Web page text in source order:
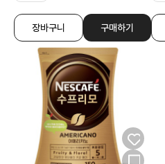
장바구니 구매하기